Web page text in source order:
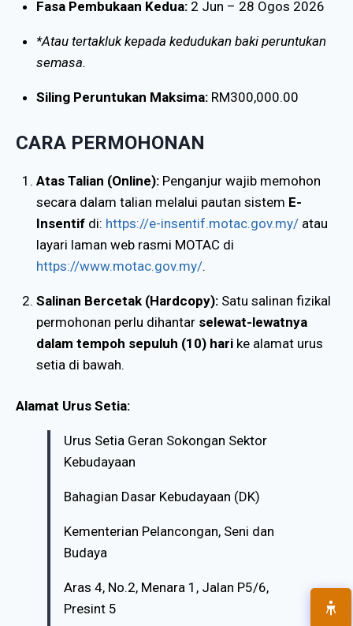
Fasa Pembukaan Kedua:2 Jun – 28 Ogos 2026
*Atau tertakluk kepada kedudukan baki peruntukan
semasa.
Siling Peruntukan Maksima:RM300,000.00
CARA PERMOHONAN
Atas Talian (Online):Penganjur wajib memohon
secara dalam talian melalui pautan sistem E-
Insentifdi: https://e-insentif.motac.gov.my/atau
layari laman web rasmi MOTAC di
https://www.motac.gov.my/.
Salinan Bercetak (Hardcopy):Satu salinan fizikal
permohonan perlu dihantar selewat-lewatnya
dalam tempoh sepuluh (10) harike alamat urus
setia di bawah.
Alamat Urus Setia:
Urus Setia Geran Sokongan Sektor
Kebudayaan
Bahagian Dasar Kebudayaan (DK)
Kementerian Pelancongan, Seni dan
Budaya
Aras 4, No.2, Menara 1, Jalan P5/6,
Presint 5